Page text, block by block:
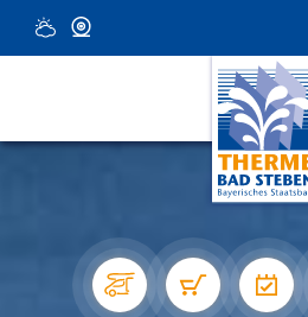
18 °C, Teilweise Wolkig